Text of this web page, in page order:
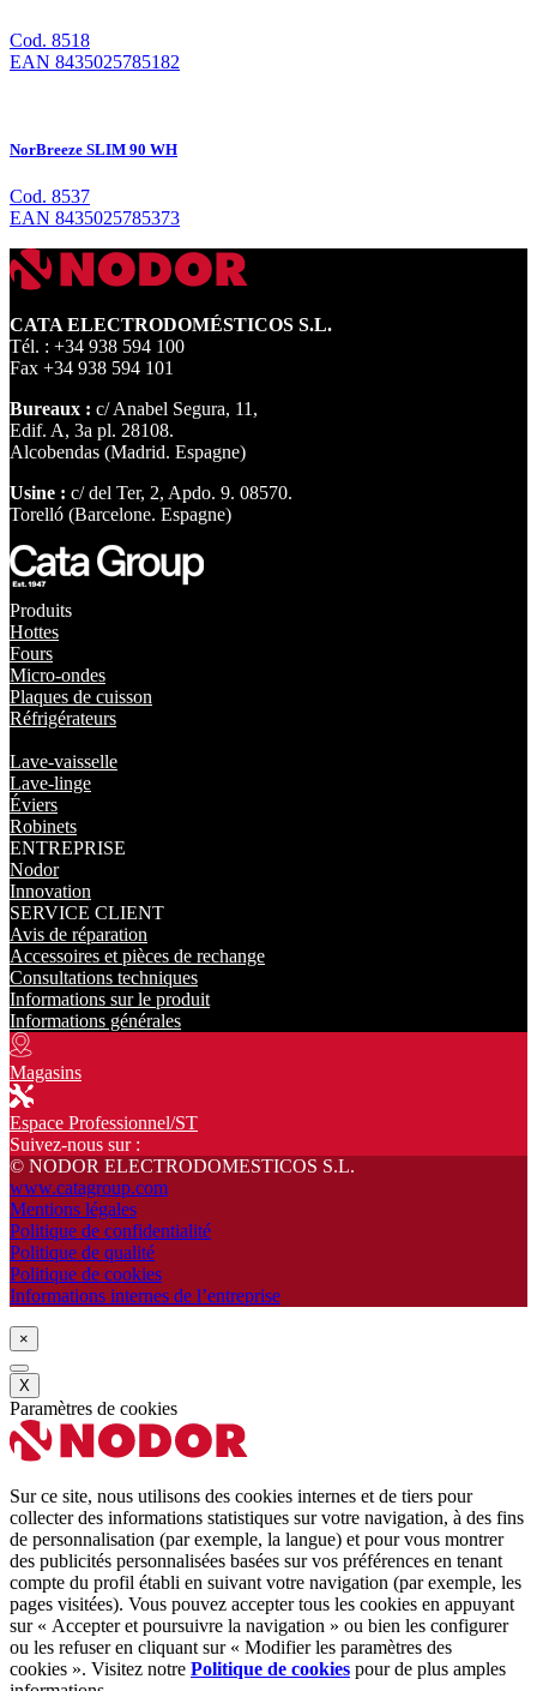
Cod. 8518
EAN 8435025785182
NorBreeze SLIM 90 WH
Cod. 8537
EAN 8435025785373
CATA ELECTRODOMÉSTICOS S.L.
Tél. : +34 938 594 100
Fax +34 938 594 101
Bureaux : c/ Anabel Segura, 11,
Edif. A, 3a pl. 28108.
Alcobendas (Madrid. Espagne)
Usine : c/ del Ter, 2, Apdo. 9. 08570.
Torelló (Barcelone. Espagne)
Produits
Hottes
Fours
Micro-ondes
Plaques de cuisson
Réfrigérateurs
Lave-vaisselle
Lave-linge
Éviers
Robinets
ENTREPRISE
Nodor
Innovation
SERVICE CLIENT
Avis de réparation
Accessoires et pièces de rechange
Consultations techniques
Informations sur le produit
Informations générales
Magasins
Espace Professionnel/ST
Suivez-nous sur :
© NODOR ELECTRODOMESTICOS S.L.
www.catagroup.com
Mentions légales
Politique de confidentialité
Politique de qualité
Politique de cookies
Informations internes de l’entreprise
×
X
Paramètres de cookies
Sur ce site, nous utilisons des cookies internes et de tiers pour
collecter des informations statistiques sur votre navigation, à des fins
de personnalisation (par exemple, la langue) et pour vous montrer
des publicités personnalisées basées sur vos préférences en tenant
compte du profil établi en suivant votre navigation (par exemple, les
pages visitées). Vous pouvez accepter tous les cookies en appuyant
sur « Accepter et poursuivre la navigation » ou bien les configurer
ou les refuser en cliquant sur « Modifier les paramètres des
cookies ». Visitez notre Politique de cookies pour de plus amples